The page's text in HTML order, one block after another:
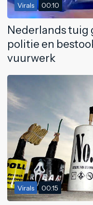
Virals 00:10
Nederlands tuig
politie en
vuurwerk
Virals 00:15